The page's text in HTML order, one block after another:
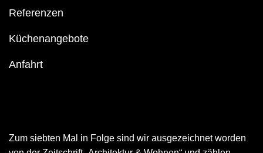
Referenzen
Küchenangebote
Anfahrt
Zum siebten Mal in Folge sind wir ausgezeichnet worden